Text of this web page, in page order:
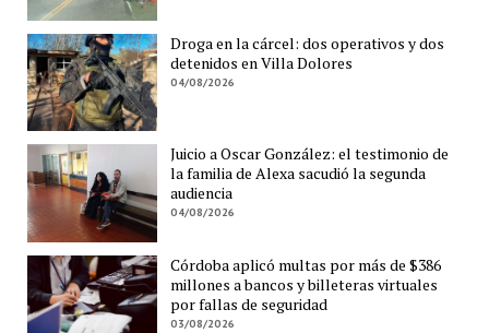
Droga en la cárcel: dos operativos y dos
detenidos en Villa Dolores
04/08/2026
Juicio a Oscar González: el testimonio de
la familia de Alexa sacudió la segunda
audiencia
04/08/2026
Córdoba aplicó multas por más de $386
millones a bancos y billeteras virtuales
por fallas de seguridad
03/08/2026